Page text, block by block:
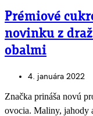
Prémiové
novinku z
obalmi
4. januára 2022
Značka prináša novú
ovocia. Maliny, jahody